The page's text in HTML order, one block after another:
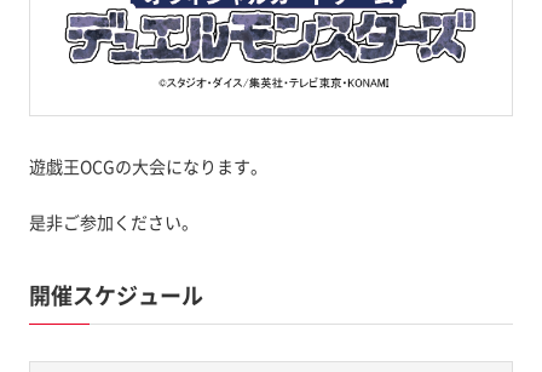
遊戯王OCGの大会になります。
是非ご参加ください。
開催スケジュール